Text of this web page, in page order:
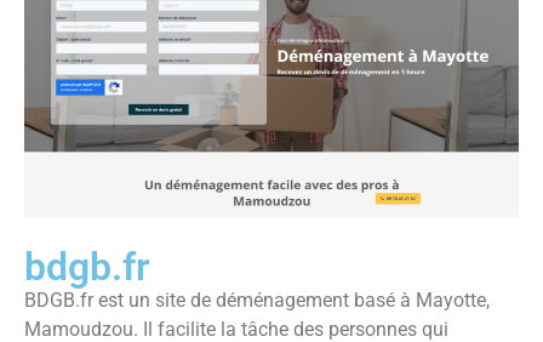
bdgb.fr
BDGB.fr est un site de déménagement basé à Mayotte,
Mamoudzou. Il facilite la tâche des personnes qui